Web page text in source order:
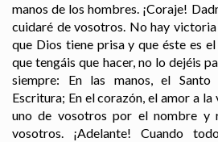
manos de los hombres. ¡Coraje!
cuidaré de vosotros. No hay
que Dios tiene prisa y que éste es
que tengáis que hacer, no lo dejéis
siempre: En las manos, el
Escritura; En el corazón, el amor a
uno de vosotros por el nombre y
vosotros. ¡Adelante! Cuando